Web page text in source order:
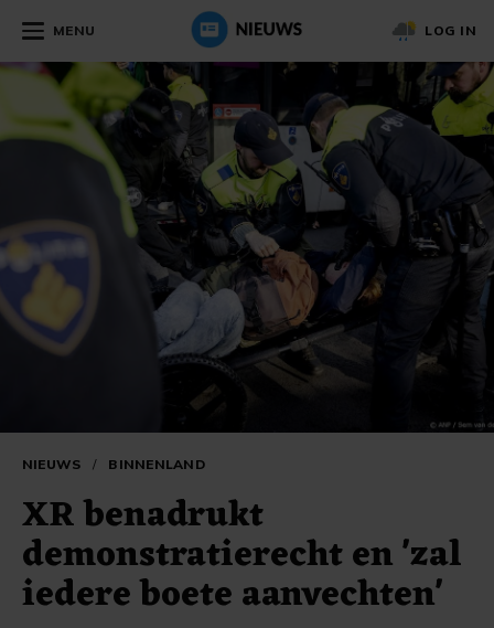
MENU LOG IN
NIEUWS / BINNENLAND
XR benadrukt
demonstratierecht en 'zal
iedere boete aanvechten'